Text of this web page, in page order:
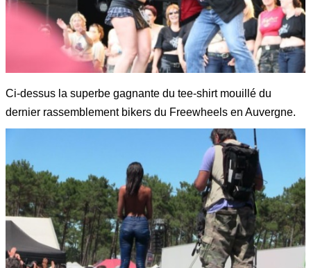
Ci-dessus la superbe gagnante du tee-shirt mouillé du
dernier rassemblement bikers du Freewheels en Auvergne.